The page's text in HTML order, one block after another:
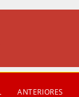
ANTERIORES